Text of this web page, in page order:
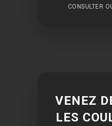
CONSULTER
VENEZ
LES